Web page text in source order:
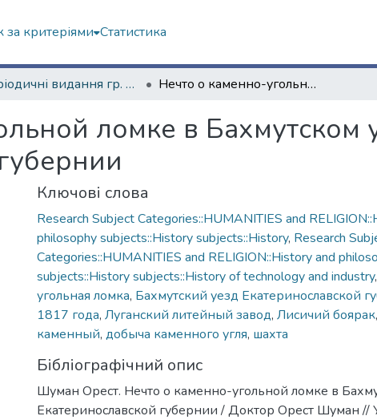
критеріями Статистика
Періодичні видання гр. друку Нечто о каменно-угольной ломке в Бахмутском уезде Екатеринославской губернии
ломке в Бахмутском
Ключові слова
Research Subject Categories::HUMANITIES and
philosophy subjects::History subjects::History, Research
Categories::HUMANITIES and RELIGION::History and
subjects::History subjects::History of technology and industry,
угольная ломка, Бахмутский уезд Екатеринославской
1817 года, Луганский литейный завод, Лисичий боярак,
каменный, добыча каменного угля, шахта
Бібліографічний опис
Шуман Орест. Нечто о каменно-угольной ломке в
Екатеринославской губернии / Доктор Орест Шуман //